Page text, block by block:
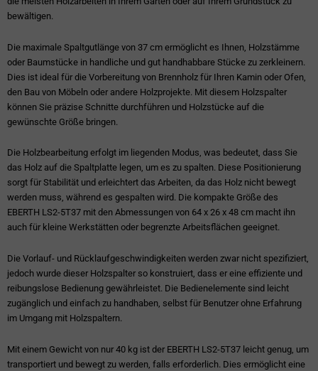
bewältigen.
Die maximale Spaltgutlänge von 37 cm ermöglicht es Ihnen, Holzstämme
oder Baumstücke in handliche und gut handhabbare Stücke zu zerkleinern.
Dies ist ideal für die Vorbereitung von Brennholz für Ihren Kamin oder Ofen,
den Bau von Möbeln oder andere Holzprojekte. Mit diesem Holzspalter
können Sie präzise Schnitte durchführen und Holzstücke auf die
gewünschte Größe bringen.
Die Holzbearbeitung erfolgt im liegenden Modus, was bedeutet, dass Sie
das Holz auf die Spaltplatte legen, um es zu spalten. Diese Positionierung
sorgt für Stabilität und erleichtert das Arbeiten, da das Holz nicht bewegt
werden muss, während es gespalten wird. Die kompakte Größe des
EBERTH LS2-5T37 mit den Abmessungen von 64 x 26 x 48 cm macht ihn
auch für kleine Werkstätten oder begrenzte Arbeitsflächen geeignet.
Die Vorlauf- und Rücklaufgeschwindigkeiten werden zwar nicht spezifiziert,
jedoch wurde dieser Holzspalter so konstruiert, dass er eine effiziente und
reibungslose Bedienung gewährleistet. Die Bedienelemente sind leicht
zugänglich und einfach zu handhaben, selbst für Benutzer ohne Erfahrung
im Umgang mit Holzspaltern.
Mit einem Gewicht von nur 40 kg ist der EBERTH LS2-5T37 leicht genug, um
transportiert und bewegt zu werden, falls erforderlich. Dies ermöglicht eine